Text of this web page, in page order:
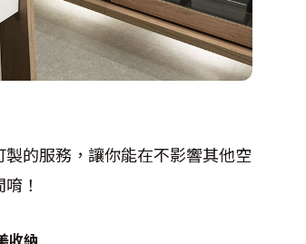
的服務，讓你能在不影響其他空
！